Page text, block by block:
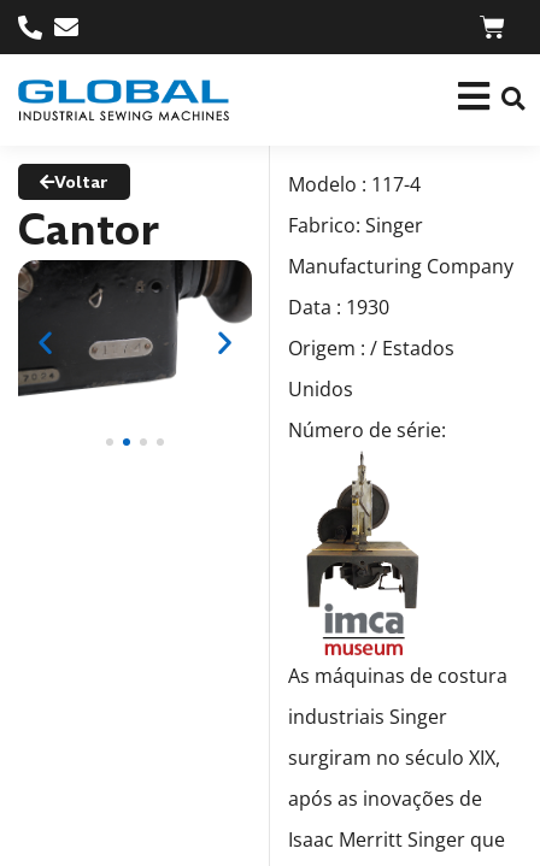
Voltar
Cantor
Modelo : 117-4
Fabrico: Singer
Manufacturing Company
Data : 1930
Origem : / Estados
Unidos
Número de série:
As máquinas de costura
industriais Singer
surgiram no século XIX,
após as inovações de
Isaac Merritt Singer que